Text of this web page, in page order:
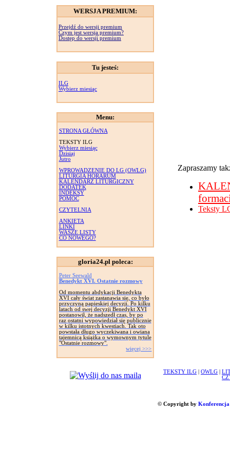
WERSJA PREMIUM:
Przejdź do wersji premium
Czym jest wersja premium?
Dostęp do wersji premium
Tu jesteś:
ILG
Wybierz miesiąc
Menu:
STRONA GŁÓWNA
TEKSTY ILG
Wybierz miesiąc
Dzisiaj
Jutro
WPROWADZENIE DO LG (OWLG)
LITURGIA HORARUM
KALENDARZ LITURGICZNY
DODATEK
INDEKSY
POMOC
CZYTELNIA
ANKIETA
LINKI
WASZE LISTY
CO NOWEGO?
gloria24.pl poleca:
Peter Seewald
Benedykt XVI. Ostatnie rozmowy
Od momentu abdykacji Benedykta
XVI cały świat zastanawia się, co było
przyczyną papieskiej decyzji. Po kilku
latach od swej decyzji Benedykt XVI
postanowił, że nadszedł czas, by po
raz ostatni wypowiedział się publicznie
w kilku istotnych kwestiach. Tak oto
powstała długo wyczekiwana i owiana
tajemnicą książka o wymownym tytule
"Ostatnie rozmowy".
więcej >>>
Zapraszamy
Teksty
TEKSTY ILG OWLG
© Copyright by Konferencja